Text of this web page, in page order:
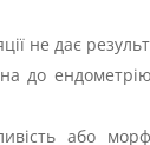
не дає
до
або